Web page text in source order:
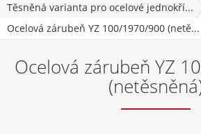
Těsněná varianta pro ocelové jednokří...
Ocelová zárubeň YZ 100/1970/900 (netě...
Ocelová zárubeň YZ